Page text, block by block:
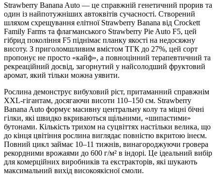
Strawberry Banana Auto — це справжній генетичний прорив та
один із найпотужніших автоквітів сучасності. Створений
шляхом схрещування елітної Strawberry Banana від Crockett
Family Farms та флагманського Strawberry Pie Auto F5, цей
гібрид покоління F5 піднімає планку якості на недосяжну
висоту. З приголомшливим вмістом ТГК до 27%, цей сорт
пропонує не просто «кайф», а повноцінний терапевтичний та
рекреаційний досвід, загорнутий у найсолодший фруктовий
аромат, який тільки можна уявити.
Рослина демонструє вибуховий ріст, притаманний справжнім
XXL-гігантам, досягаючи висоти 110–150 см. Strawberry
Banana Auto формує масивну центральну колу та міцні бічні
гілки, які швидко вкриваються щільними, «шипастими»
бутонами. Кількість трихом на суцвіттях настільки велика, що
до кінця цвітіння рослина виглядає повністю вкритою інеєм.
Повний цикл займає 10–11 тижнів, винагороджуючи гровера
рекордними врожаями до 600 г/м² в індорі. Це ідеальний вибір
для комерційних виробників та екстракторів, які шукають
максимальний вихід високоякісної смоли.